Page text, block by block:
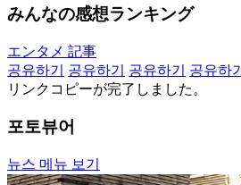
みんなの感想ランキング
エンタメ 記事
공유하기
공유하기 공유하기 공유하기
リンクコピーが完了しました。
포토뷰어
뉴스 메뉴 보기